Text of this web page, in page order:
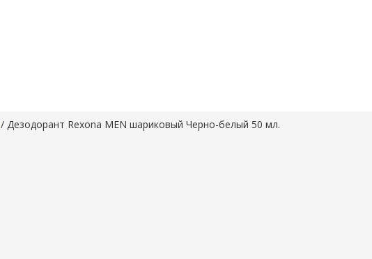
/ Дезодорант Rexona MEN шариковый Черно-белый 50 мл.